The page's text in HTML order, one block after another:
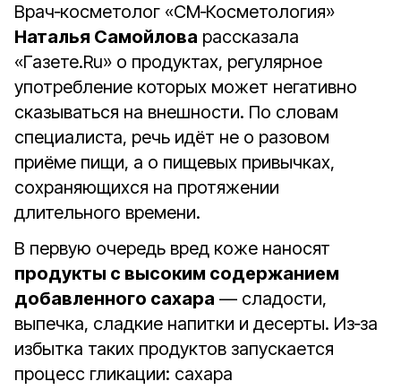
Врач‑косметолог «СМ‑Косметология»
Наталья Самойлова рассказала
«Газете.Ru» о продуктах, регулярное
употребление которых может негативно
сказываться на внешности. По словам
специалиста, речь идёт не о разовом
приёме пищи, а о пищевых привычках,
сохраняющихся на протяжении
длительного времени.
В первую очередь вред коже наносят
продукты с высоким содержанием
добавленного сахара — сладости,
выпечка, сладкие напитки и десерты. Из‑за
избытка таких продуктов запускается
процесс гликации: сахара